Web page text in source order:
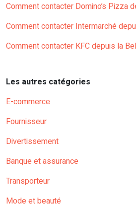
Comment contacter Domino’s Pizza
Comment contacter Intermarché
Comment contacter KFC depuis la
Les autres catégories
E-commerce
Fournisseur
Divertissement
Banque et assurance
Transporteur
Mode et beauté